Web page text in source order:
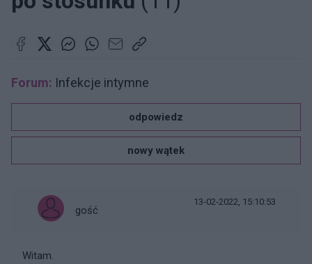
Forum: Infekcje intymne
odpowiedz
nowy wątek
gość
13-02-2022, 15:10:53
Witam.